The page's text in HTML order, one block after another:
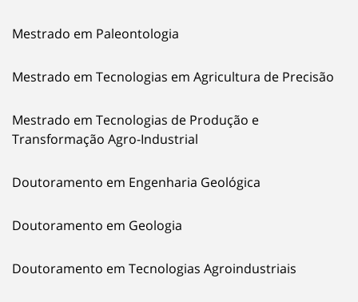
Mestrado em Paleontologia
Mestrado em Tecnologias em Agricultura de Precisão
Mestrado em Tecnologias de Produção e
Transformação Agro-Industrial
Doutoramento em Engenharia Geológica
Doutoramento em Geologia
Doutoramento em Tecnologias Agroindustriais